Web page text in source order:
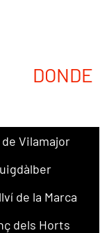
Vilamajor
de la Marca
dels Horts